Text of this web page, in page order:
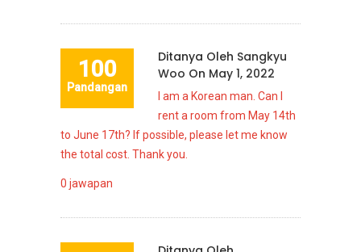
100
Pandangan
Ditanya Oleh Sangkyu
Woo On May 1, 2022
I am a Korean man. Can I
rent a room from May 14th
to June 17th? If possible, please let me know
the total cost. Thank you.
0 jawapan